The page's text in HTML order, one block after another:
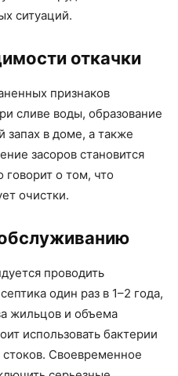
ситуаций.
откачки
признаков
сливе воды, образование
запах в доме, а также
засоров становится
говорит о том, что
очистки.
проводить
один раз в 1–2 года,
жильцов и объема
использовать бактерии
Своевременное